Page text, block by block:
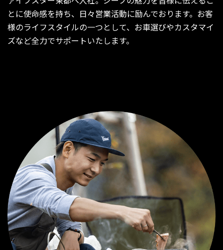
とに使命感を持ち、日々営業活動に励んでおります。お客
様のライフスタイルの一つとして、お車選びやカスタマイ
ズなど全力でサポートいたします。